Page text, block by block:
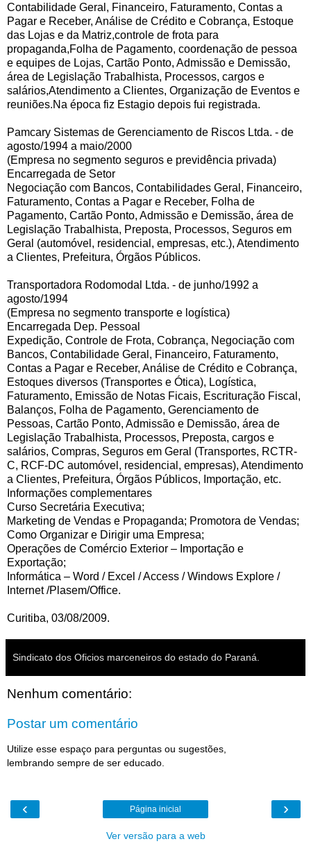
Contabilidade Geral, Financeiro, Faturamento, Contas a
Pagar e Receber, Análise de Crédito e Cobrança, Estoque
das Lojas e da Matriz,controle de frota para
propaganda,Folha de Pagamento, coordenação de pessoa
e equipes de Lojas, Cartão Ponto, Admissão e Demissão,
área de Legislação Trabalhista, Processos, cargos e
salários,Atendimento a Clientes, Organização de Eventos e
reuniões.Na época fiz Estagio depois fui registrada.
Pamcary Sistemas de Gerenciamento de Riscos Ltda. - de
agosto/1994 a maio/2000
(Empresa no segmento seguros e previdência privada)
Encarregada de Setor
Negociação com Bancos, Contabilidades Geral, Financeiro,
Faturamento, Contas a Pagar e Receber, Folha de
Pagamento, Cartão Ponto, Admissão e Demissão, área de
Legislação Trabalhista, Preposta, Processos, Seguros em
Geral (automóvel, residencial, empresas, etc.), Atendimento
a Clientes, Prefeitura, Órgãos Públicos.
Transportadora Rodomodal Ltda. - de junho/1992 a
agosto/1994
(Empresa no segmento transporte e logística)
Encarregada Dep. Pessoal
Expedição, Controle de Frota, Cobrança, Negociação com
Bancos, Contabilidade Geral, Financeiro, Faturamento,
Contas a Pagar e Receber, Análise de Crédito e Cobrança,
Estoques diversos (Transportes e Ótica), Logística,
Faturamento, Emissão de Notas Ficais, Escrituração Fiscal,
Balanços, Folha de Pagamento, Gerenciamento de
Pessoas, Cartão Ponto, Admissão e Demissão, área de
Legislação Trabalhista, Processos, Preposta, cargos e
salários, Compras, Seguros em Geral (Transportes, RCTR-
C, RCF-DC automóvel, residencial, empresas), Atendimento
a Clientes, Prefeitura, Órgãos Públicos, Importação, etc.
Informações complementares
Curso Secretária Executiva;
Marketing de Vendas e Propaganda; Promotora de Vendas;
Como Organizar e Dirigir uma Empresa;
Operações de Comércio Exterior – Importação e
Exportação;
Informática – Word / Excel / Access / Windows Explore /
Internet /Plasem/Office.
Curitiba, 03/08/2009.
Sindicato dos Oficios marceneiros do estado do Paraná.
Nenhum comentário:
Postar um comentário
Utilize esse espaço para perguntas ou sugestões,
lembrando sempre de ser educado.
‹ ›
Página inicial
Ver versão para a web